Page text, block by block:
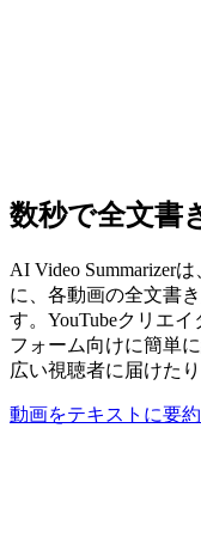
数秒で全文書
AI Video Summarizer
に、各動画の全文書
す。YouTubeクリエ
フォーム向けに簡単
広い視聴者に届けたり
動画をテキストに要